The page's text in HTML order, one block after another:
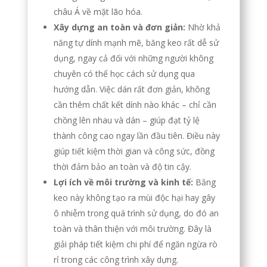
châu Á về mặt lão hóa.
Xây dựng an toàn và đơn giản: Nhờ khả
năng tự dính mạnh mẽ, băng keo rất dễ sử
dụng, ngay cả đối với những người không
chuyên có thể học cách sử dụng qua
hướng dẫn. Việc dán rất đơn giản, không
cần thêm chất kết dính nào khác – chỉ cần
chồng lên nhau và dán – giúp đạt tỷ lệ
thành công cao ngay lần đầu tiên. Điều này
giúp tiết kiệm thời gian và công sức, đồng
thời đảm bảo an toàn và độ tin cậy.
Lợi ích về môi trường và kinh tế: Băng
keo này không tạo ra mùi độc hại hay gây
ô nhiễm trong quá trình sử dụng, do đó an
toàn và thân thiện với môi trường. Đây là
giải pháp tiết kiệm chi phí để ngăn ngừa rò
rỉ trong các công trình xây dựng.